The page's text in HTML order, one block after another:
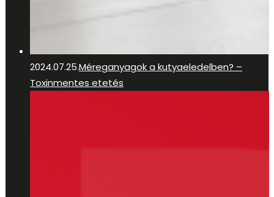
2024.07.25.Méreganyagok a kutyaeledelben? –
Toxinmentes etetés